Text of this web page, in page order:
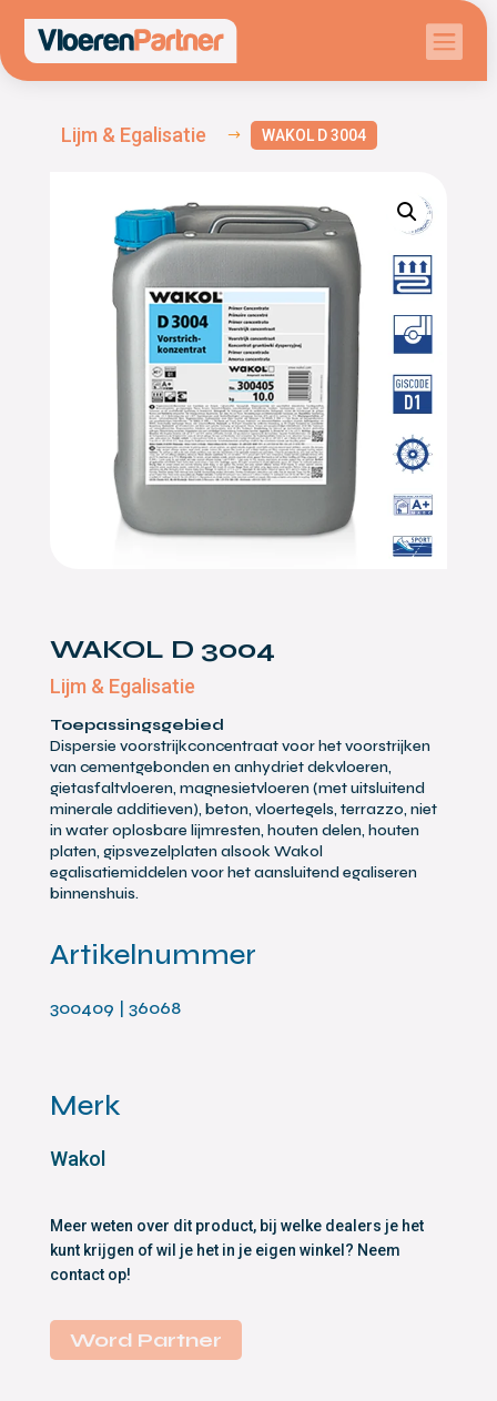

Lijm & Egalisatie $ WAKOL D 3004
WAKOL D 3004
Lijm & Egalisatie
Toepassingsgebied
Dispersie voorstrijkconcentraat voor het voorstrijken
van cementgebonden en anhydriet dekvloeren,
gietasfaltvloeren, magnesietvloeren (met uitsluitend
minerale additieven), beton, vloertegels, terrazzo, niet
in water oplosbare lijmresten, houten delen, houten
platen, gipsvezelplaten alsook Wakol
egalisatiemiddelen voor het aansluitend egaliseren
binnenshuis.
Artikelnummer
300409 | 36068
Merk
Wakol
Meer weten over dit product, bij welke dealers je het
kunt krijgen of wil je het in je eigen winkel? Neem
contact op!
Word Partner